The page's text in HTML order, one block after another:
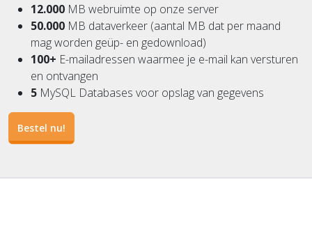
12.000 MB webruimte op onze server
50.000 MB dataverkeer (aantal MB dat per maand
mag worden geüp- en gedownload)
100+ E-mailadressen waarmee je e-mail kan versturen
en ontvangen
5 MySQL Databases voor opslag van gegevens
Bestel nu!